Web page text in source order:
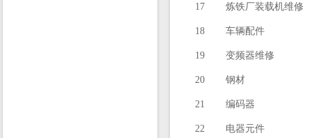
17 炼铁厂装载机维修
18 车辆配件
19 变频器维修
20 钢材
21 编码器
22 电器元件